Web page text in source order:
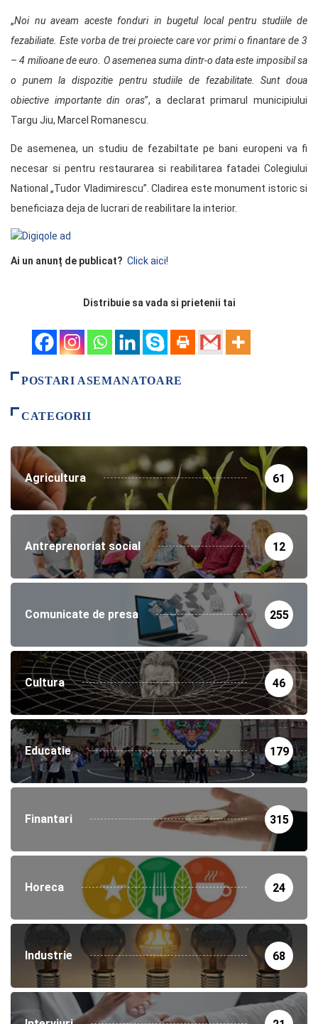
„Noi nu aveam aceste fonduri in bugetul local pentru studiile de
fezabiliate. Este vorba de trei proiecte care vor primi o finantare de 3
– 4 milioane de euro. O asemenea suma dintr-o data este imposibil sa
o punem la dispozitie pentru studiile de fezabilitate. Sunt doua
obiective importante din oras”, a declarat primarul municipiului
Targu Jiu, Marcel Romanescu.
De asemenea, un studiu de fezabiltate pe bani europeni va fi
necesar si pentru restaurarea si reabilitarea fatadei Colegiului
National „Tudor Vladimirescu”. Cladirea este monument istoric si
beneficiaza deja de lucrari de reabilitare la interior.
Ai un anunț de publicat? Click aici!
Distribuie sa vada si prietenii tai
POSTARI ASEMANATOARE
CATEGORII
Agricultura 61
Antreprenoriat social 12
Comunicate de presa 255
Cultura 46
Educatie 179
Finantari 315
Horeca 24
Industrie 68